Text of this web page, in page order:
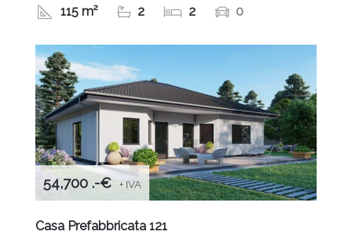
115 m² 2 2 0
54,700 .-€ + IVA
Casa Prefabbricata 121